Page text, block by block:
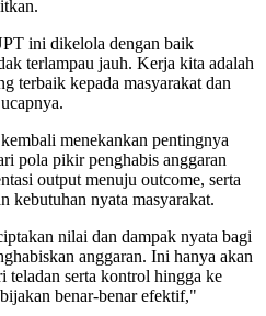
ini dikelola dengan baik
terlampau jauh. Kerja kita adalah
terbaik kepada masyarakat dan
menekankan pentingnya
pola pikir penghabis anggaran
output menuju outcome, serta
kebutuhan nyata masyarakat.
nilai dan dampak nyata bagi
anggaran. Ini hanya akan
teladan serta kontrol hingga ke
benar-benar efektif,"